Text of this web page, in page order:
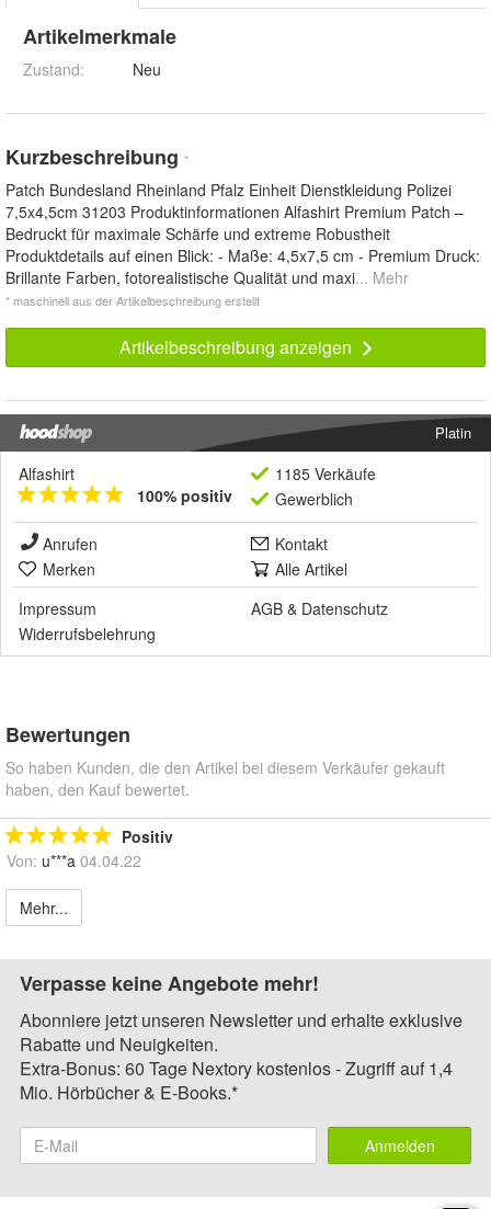
Artikelmerkmale
Zustand: Neu
Kurzbeschreibung *
Patch Bundesland Rheinland Pfalz Einheit Dienstkleidung Polizei
7,5x4,5cm 31203 Produktinformationen Alfashirt Premium Patch –
Bedruckt für maximale Schärfe und extreme Robustheit
Produktdetails auf einen Blick: - Maße: 4,5x7,5 cm - Premium Druck:
Brillante Farben, fotorealistische Qualität und maxi... Mehr
* maschinell aus der Artikelbeschreibung erstellt
Artikelbeschreibung anzeigen
Platin
Alfashirt
100% positiv
1185 Verkäufe
Gewerblich
Anrufen
Kontakt
Merken
Alle Artikel
Impressum
AGB & Datenschutz
Widerrufsbelehrung
Bewertungen
So haben Kunden, die den Artikel bei diesem Verkäufer gekauft
haben, den Kauf bewertet.
Positiv
Von: u***a 04.04.22
Mehr...
Verpasse keine Angebote mehr!
Abonniere jetzt unseren Newsletter und erhalte exklusive
Rabatte und Neuigkeiten.
Extra-Bonus: 60 Tage Nextory kostenlos - Zugriff auf 1,4
Mio. Hörbücher & E-Books.*
Anmelden